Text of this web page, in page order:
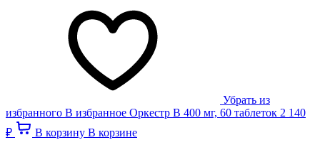
Убрать из
избранного В избранное Оркестр В 400 мг, 60 таблеток 2 140
₽
В корзину В корзине